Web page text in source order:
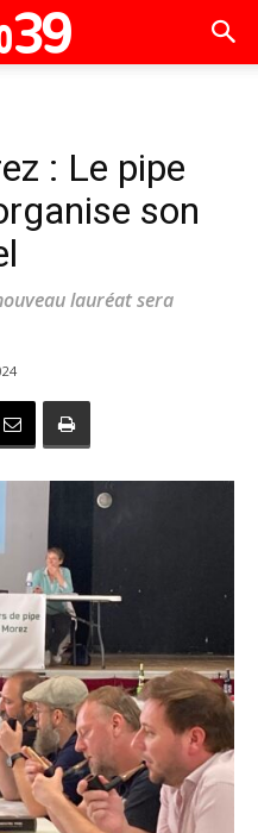
: Le pipe
son
lauréat sera